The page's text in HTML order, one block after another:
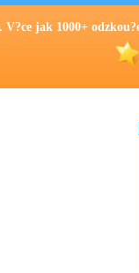
jak 1000+